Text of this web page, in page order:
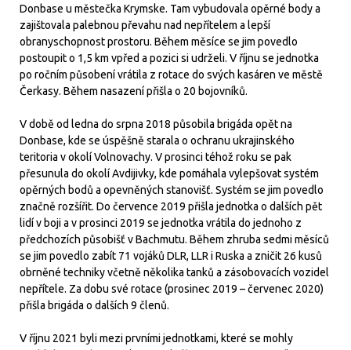
Donbase u městečka Krymske. Tam vybudovala opěrné body a
zajištovala palebnou převahu nad nepřítelem a lepší
obranyschopnost prostoru. Během měsíce se jim povedlo
postoupit o 1,5 km vpřed a pozici si udrželi. V říjnu se jednotka
po ročním působení vrátila z rotace do svých kasáren ve městě
Čerkasy. Během nasazení přišla o 20 bojovníků.
V době od ledna do srpna 2018 působila brigáda opět na
Donbase, kde se úspěšně starala o ochranu ukrajinského
teritoria v okolí Volnovachy. V prosinci téhož roku se pak
přesunula do okolí Avdijivky, kde pomáhala vylepšovat systém
opěrných bodů a opevněných stanovišť. Systém se jim povedlo
značně rozšířit. Do července 2019 přišla jednotka o dalších pět
lidí v boji a v prosinci 2019 se jednotka vrátila do jednoho z
předchozích působišť v Bachmutu. Během zhruba sedmi měsíců
se jim povedlo zabít 71 vojáků DLR, LLR i Ruska a zničit 26 kusů
obrněné techniky včetně několika tanků a zásobovacích vozidel
nepřítele. Za dobu své rotace (prosinec 2019 – červenec 2020)
přišla brigáda o dalších 9 členů.
V říjnu 2021 byli mezi prvními jednotkami, které se mohly